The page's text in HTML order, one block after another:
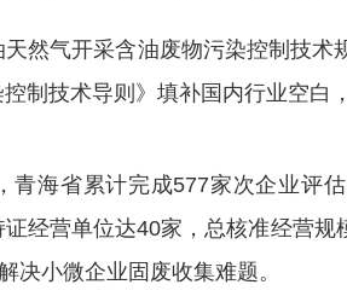
气开采含油废物污染控制技术
制技术导则》填补国内行业空白
海省累计完成577家次企业评估
经营单位达40家，总核准经营
决小微企业固废收集难题。